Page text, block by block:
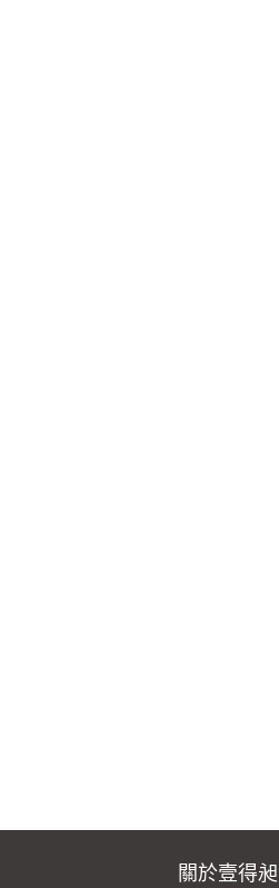
關於壹得昶